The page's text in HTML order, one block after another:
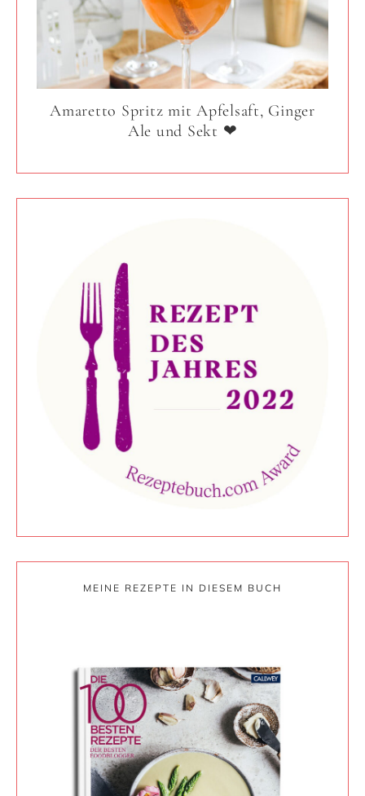
Amaretto Spritz mit Apfelsaft, Ginger
Ale und Sekt ❤
MEINE REZEPTE IN DIESEM BUCH